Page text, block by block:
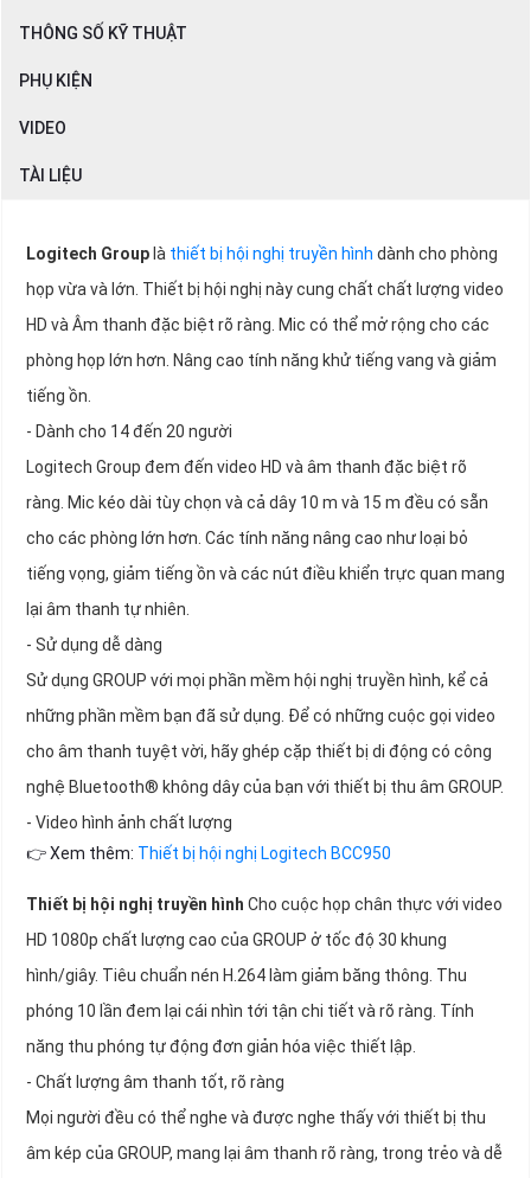
THÔNG SỐ KỸ THUẬT
PHỤ KIỆN
VIDEO
TÀI LIỆU
Logitech Group là thiết bị hội nghị truyền hình dành cho phòng
họp vừa và lớn. Thiết bị hội nghị này cung chất chất lượng video
HD và Âm thanh đặc biệt rõ ràng. Mic có thể mở rộng cho các
phòng họp lớn hơn. Nâng cao tính năng khử tiếng vang và giảm
tiếng ồn.
- Dành cho 14 đến 20 người
Logitech Group đem đến video HD và âm thanh đặc biệt rõ
ràng. Mic kéo dài tùy chọn và cả dây 10 m và 15 m đều có sẵn
cho các phòng lớn hơn. Các tính năng nâng cao như loại bỏ
tiếng vọng, giảm tiếng ồn và các nút điều khiển trực quan mang
lại âm thanh tự nhiên.
- Sử dụng dễ dàng
Sử dụng GROUP với mọi phần mềm hội nghị truyền hình, kể cả
những phần mềm bạn đã sử dụng. Để có những cuộc gọi video
cho âm thanh tuyệt vời, hãy ghép cặp thiết bị di động có công
nghệ Bluetooth® không dây của bạn với thiết bị thu âm GROUP.
- Video hình ảnh chất lượng
👉 Xem thêm: Thiết bị hội nghị Logitech BCC950
Thiết bị hội nghị truyền hình Cho cuộc họp chân thực với video
HD 1080p chất lượng cao của GROUP ở tốc độ 30 khung
hình/giây. Tiêu chuẩn nén H.264 làm giảm băng thông. Thu
phóng 10 lần đem lại cái nhìn tới tận chi tiết và rõ ràng. Tính
năng thu phóng tự động đơn giản hóa việc thiết lập.
- Chất lượng âm thanh tốt, rõ ràng
Mọi người đều có thể nghe và được nghe thấy với thiết bị thu
âm kép của GROUP, mang lại âm thanh rõ ràng, trong trẻo và dễ